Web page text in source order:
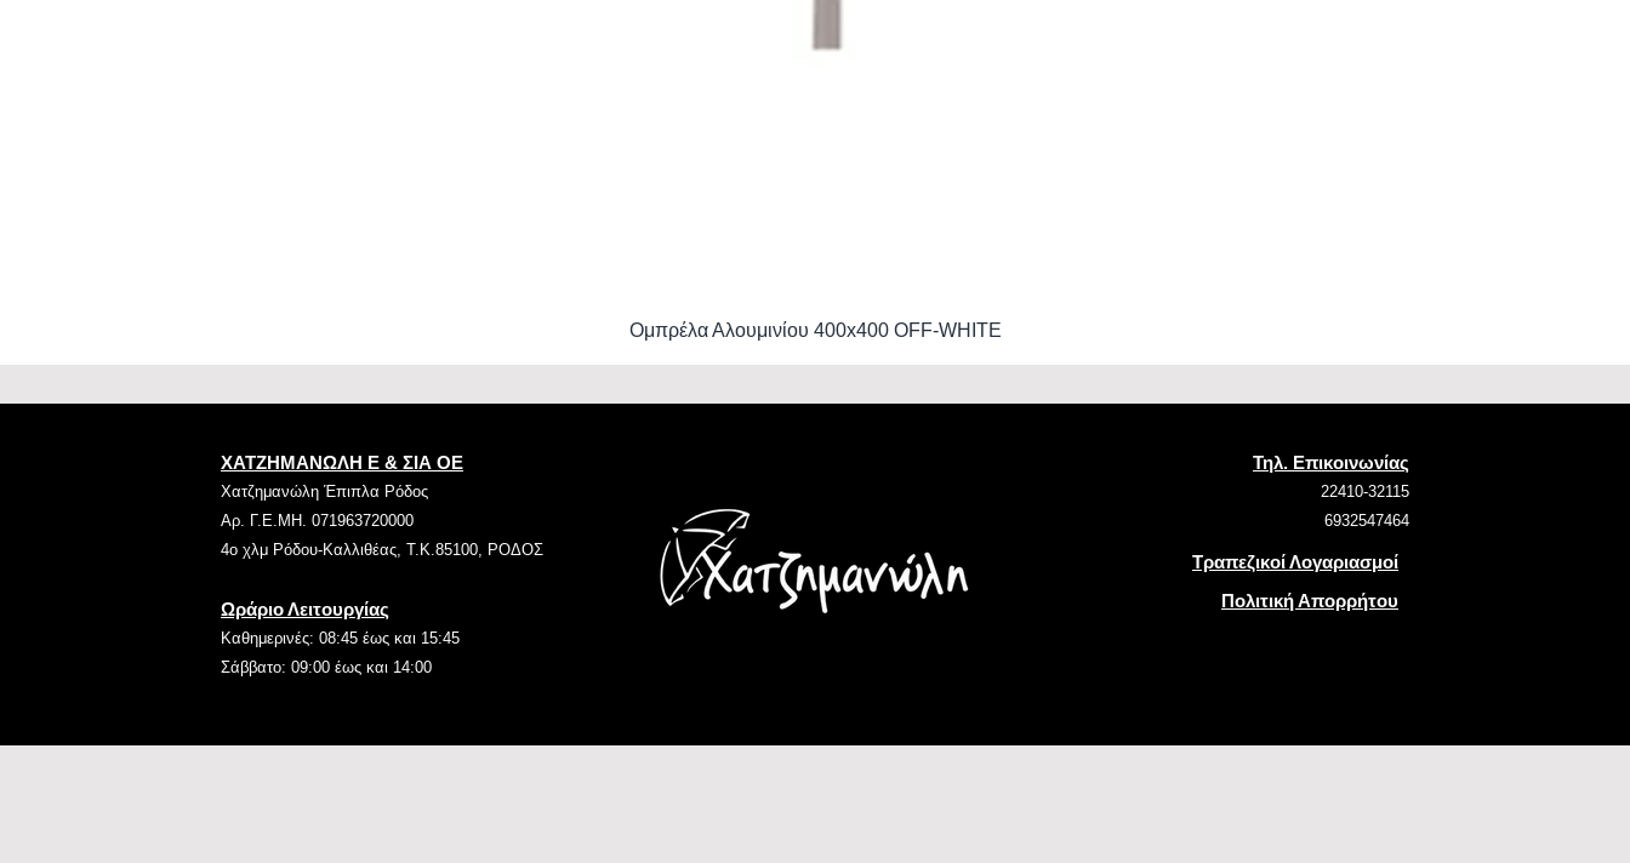
Ομπρέλα Αλουμινίου 400x400 OFF-WHITE
ΧΑΤΖΗΜΑΝΩΛΗ Ε & ΣΙΑ ΟΕ
Χατζημανώλη Έπιπλα Ρόδος
Αρ. Γ.Ε.ΜΗ. 071963720000
4ο χλμ Ρόδου-Καλλιθέας, Τ.Κ.85100, ΡΟΔΟΣ
Ωράριο Λειτουργίας
Καθημερινές: 08:45 έως και 15:45
Σάββατο: 09:00 έως και 14:00
Τηλ. Επικοινωνίας
22410-32115
6932547464
Τραπεζικοί Λογαριασμοί
Πολιτική Απορρήτου